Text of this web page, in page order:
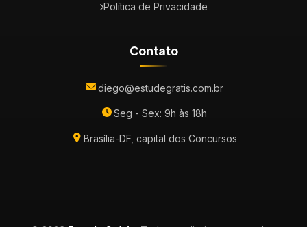
Política de Privacidade
Contato
diego@estudegratis.com.br
Seg - Sex: 9h às 18h
Brasília-DF, capital dos Concursos